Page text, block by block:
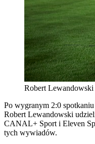
Robert
Po wygranym 2:0
Robert Lewandowski
CANAL+ Sport i Eleven
tych wywiadów.